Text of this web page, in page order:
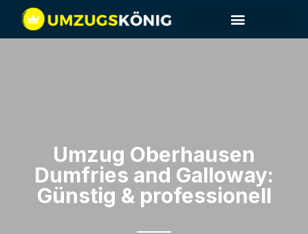
Umzug Oberhausen​
Dumfries and Galloway:
Günstig & professionell​